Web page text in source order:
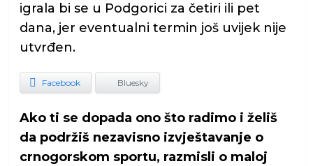
igrala bi se u Podgorici za četiri ili pet
dana, jer eventualni termin još uvijek nije
utvrđen.
Facebook Bluesky
Ako ti se dopada ono što radimo i želiš
da podržiš nezavisno izvještavanje o
crnogorskom sportu, razmisli o maloj